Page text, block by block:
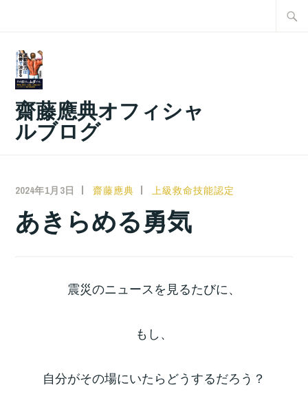
齋藤應典オフィシャ
ルブログ
2024年1月3日 齋藤應典 上級救命技能認定
あきらめる勇気
震災のニュースを見るたびに、
もし、
自分がその場にいたらどうするだろう？